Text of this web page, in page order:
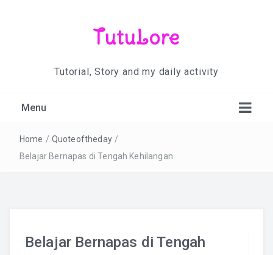
TutuLore
Tutorial, Story and my daily activity
Menu
Home / Quoteoftheday /
Belajar Bernapas di Tengah Kehilangan
Belajar Bernapas di Tengah